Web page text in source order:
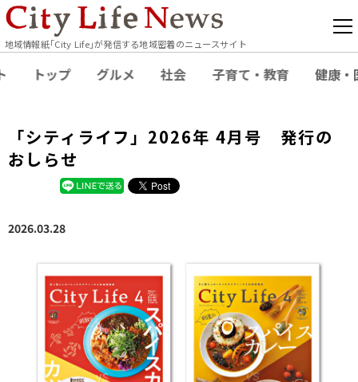
地域情報紙｢City Life｣が発信する地域密着のニュースサイト
トップ グルメ 社会 子育て・教育 健康・
「シティライフ」2026年 4月号 発行の
おしらせ
2026.03.28